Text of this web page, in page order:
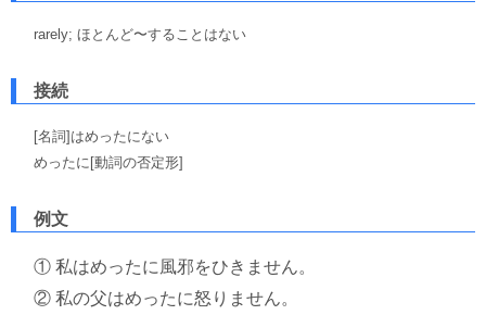
rarely; ほとんど〜することはない
接続
[名詞]はめったにない
めったに[動詞の否定形]
例文
① 私はめったに風邪をひきません。
② 私の父はめったに怒りません。